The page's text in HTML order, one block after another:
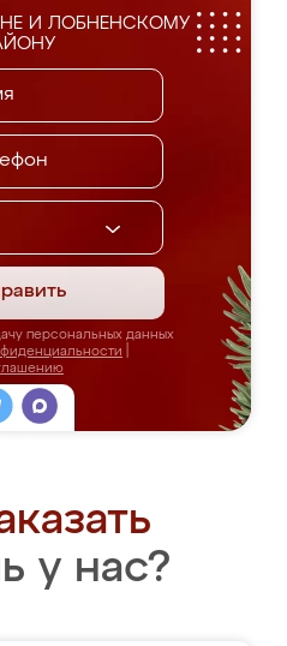
И ЛОБНЕНСКОМУ
персональных данных
у нас?